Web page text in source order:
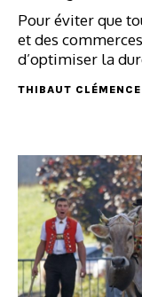
Pour éviter que
et des
d’optimiser la
THIBAUT CLÉMENCE